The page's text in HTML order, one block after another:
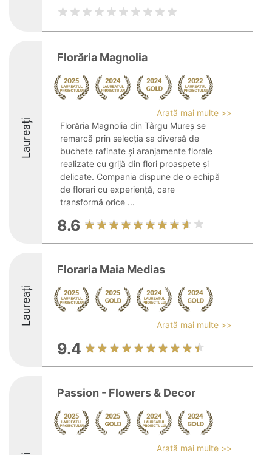
Laureați
Florăria Magnolia
Arată mai multe >>
Florăria Magnolia din Târgu Mureș se
remarcă prin selecția sa diversă de
buchete rafinate și aranjamente florale
realizate cu grijă din flori proaspete și
delicate. Compania dispune de o echipă
de florari cu experiență, care
transformă orice ...
8.6
Laureați
Floraria Maia Medias
Arată mai multe >>
9.4
Passion - Flowers & Decor
Arată mai multe >>